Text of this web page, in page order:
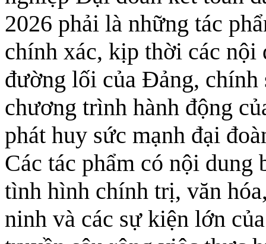
2026 phải là những tác
chính xác, kịp thời các nội
đường lối của Đảng, chính
chương trình hành động
phát huy sức mạnh đại
Các tác phẩm có nội dung
tình hình chính trị, văn
ninh và các sự kiện lớn